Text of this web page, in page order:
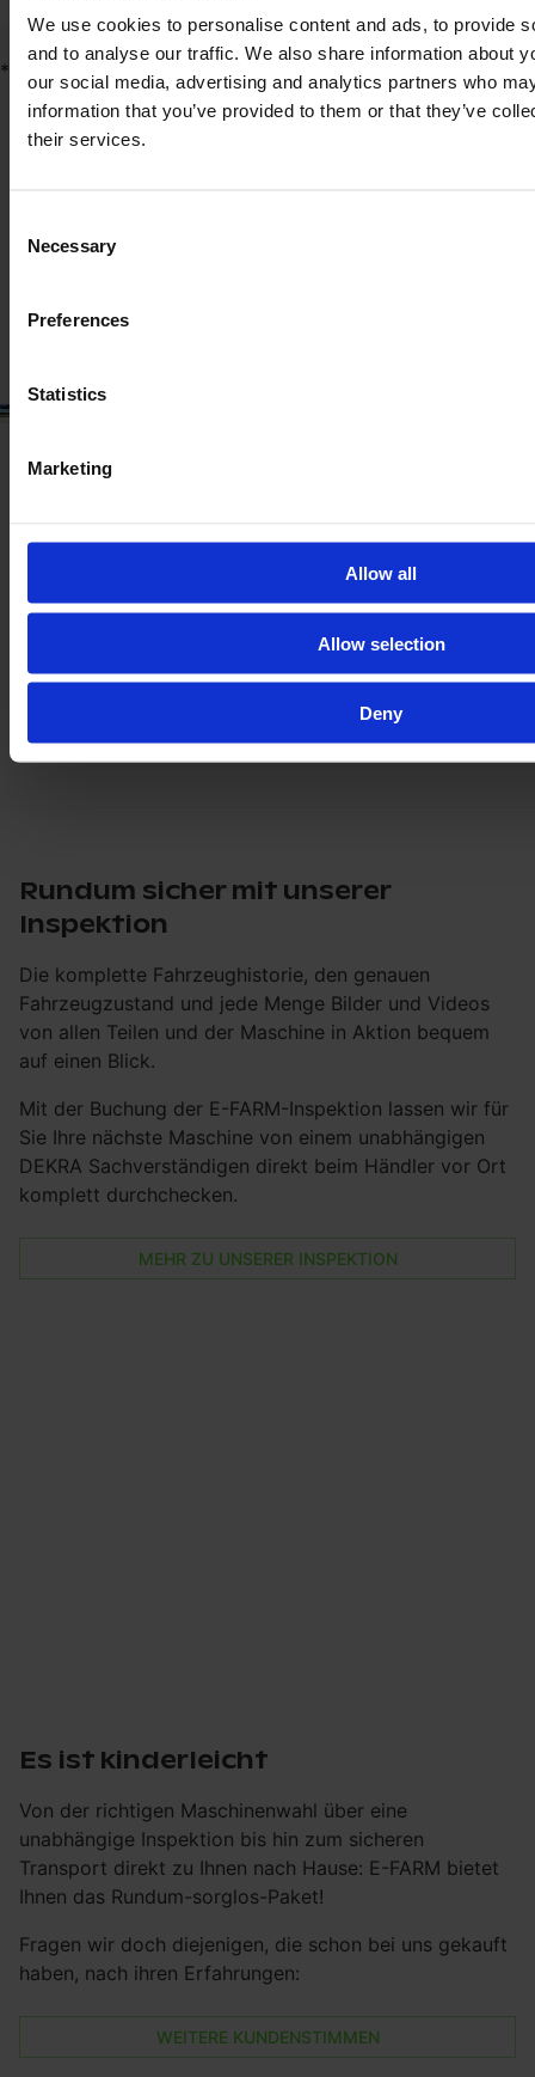
We use cookies to personalise content and ads, to provide
and to analyse our traffic. We also share information about
our social media, advertising and analytics partners who
information that you’ve provided to them or that they’ve
their services.
Selection
Necessary
Preferences
Statistics
Marketing
Allow all
Allow selection
Deny
* Produktinformationen
Die hier angezeigten Daten dienen lediglich
Informationszwecken und werden nicht vom aktuellen
Verkäufer zur Verfügung gestellt. Wenngleich wir stets bemüht
werden, ohne dass wir hierüber sofort Kenntnis erhalten.
zum Zustand der Maschine zu erhalten.
Rundum sicher mit unserer
Inspektion
Die komplette Fahrzeughistorie, den genauen
Fahrzeugzustand und jede Menge Bilder und Videos
von allen Teilen und der Maschine in Aktion bequem
auf einen Blick.
Mit der Buchung der E-FARM-Inspektion lassen wir für
Sie Ihre nächste Maschine von einem unabhängigen
DEKRA Sachverständigen direkt beim Händler vor Ort
komplett durchchecken.
MEHR ZU UNSERER INSPEKTION
Es ist kinderleicht
Von der richtigen Maschinenwahl über eine
unabhängige Inspektion bis hin zum sicheren
Transport direkt zu Ihnen nach Hause: E-FARM bietet
Ihnen das Rundum-sorglos-Paket!
Fragen wir doch diejenigen, die schon bei uns gekauft
haben, nach ihren Erfahrungen:
WEITERE KUNDENSTIMMEN